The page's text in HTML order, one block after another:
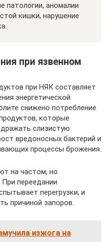
патологии, аномалии
кишки, нарушение
при язвенном
при НЯК составляет
энергетической
снижено потребление
которые
слизистую
вредоносных бактерий и
процессы брожения.
на частом, но
переедании
перегрузки, и
причиной запоров.
изжога на